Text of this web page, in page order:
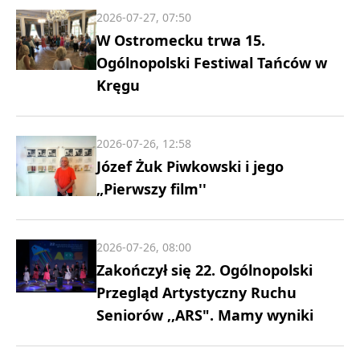
W Ostromecku trwa 15.
Ogólnopolski Festiwal Tańców w
Kręgu
2026-07-27, 07:50
Józef Żuk Piwkowski i jego
„Pierwszy film''
2026-07-26, 12:58
Zakończył się 22. Ogólnopolski
Przegląd Artystyczny Ruchu
Seniorów ,,ARS". Mamy wyniki
2026-07-26, 08:00